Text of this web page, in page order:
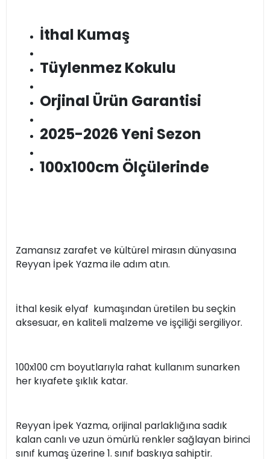
İthal Kumaş
Tüylenmez Kokulu
Orjinal Ürün Garantisi
2025-2026 Yeni Sezon
100x100cm Ölçülerinde
Zamansız zarafet ve kültürel mirasın dünyasına
Reyyan İpek Yazma ile adım atın.
İthal kesik elyaf kumaşından üretilen bu seçkin
aksesuar, en kaliteli malzeme ve işçiliği sergiliyor.
100x100 cm boyutlarıyla rahat kullanım sunarken
her kıyafete şıklık katar.
Reyyan İpek Yazma, orijinal parlaklığına sadık
kalan canlı ve uzun ömürlü renkler sağlayan birinci
sınıf kumaş üzerine 1. sınıf baskıya sahiptir.